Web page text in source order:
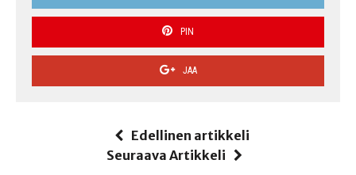
PIN
JAA
Edellinen artikkeli
Seuraava Artikkeli